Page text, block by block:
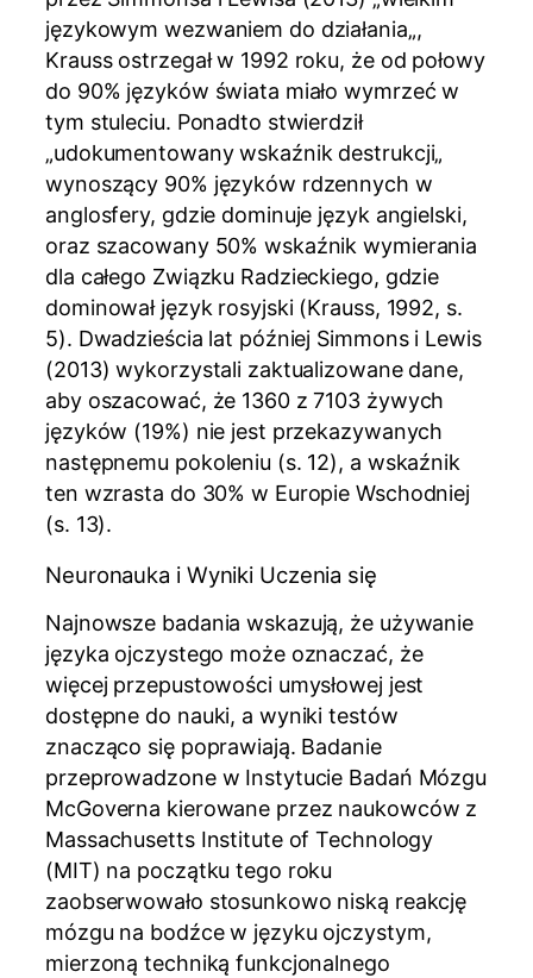
językowym wezwaniem do działania„,
Krauss ostrzegał w 1992 roku, że od połowy
do 90% języków świata miało wymrzeć w
tym stuleciu. Ponadto stwierdził
„udokumentowany wskaźnik destrukcji„
wynoszący 90% języków rdzennych w
anglosfery, gdzie dominuje język angielski,
oraz szacowany 50% wskaźnik wymierania
dla całego Związku Radzieckiego, gdzie
dominował język rosyjski (Krauss, 1992, s.
5). Dwadzieścia lat później Simmons i Lewis
(2013) wykorzystali zaktualizowane dane,
aby oszacować, że 1360 z 7103 żywych
języków (19%) nie jest przekazywanych
następnemu pokoleniu (s. 12), a wskaźnik
ten wzrasta do 30% w Europie Wschodniej
(s. 13).
Neuronauka i Wyniki Uczenia się
Najnowsze badania wskazują, że używanie
języka ojczystego może oznaczać, że
więcej przepustowości umysłowej jest
dostępne do nauki, a wyniki testów
znacząco się poprawiają. Badanie
przeprowadzone w Instytucie Badań Mózgu
McGoverna kierowane przez naukowców z
Massachusetts Institute of Technology
(MIT) na początku tego roku
zaobserwowało stosunkowo niską reakcję
mózgu na bodźce w języku ojczystym,
mierzoną techniką funkcjonalnego